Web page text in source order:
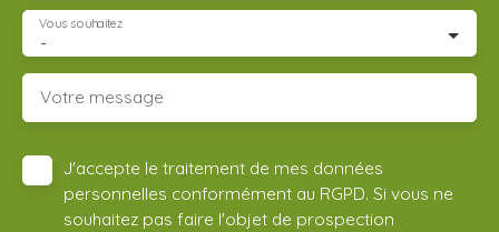
-
Vous souhaitez
Votre message
J'accepte le traitement de mes données
personnelles conformément au RGPD. Si vous ne
souhaitez pas faire l'objet de prospection